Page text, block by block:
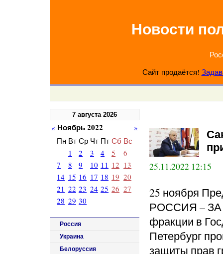
Новости
Сайт продаётся!
25.11.2022 12:15
25 ноября
РОССИЯ – ЗА
фракции в
Петербург
защиты прав
7 августа 2026
« Ноябрь 2022
»
Пн Вт Ср Чт Пт Сб Вс
1
2 3 4 5
6
7
8 9 10 11 12 13
14 15 16 17 18 19 20
21 22 23 24 25 26 27
28 29 30
Россия
Украина
Белоруссия